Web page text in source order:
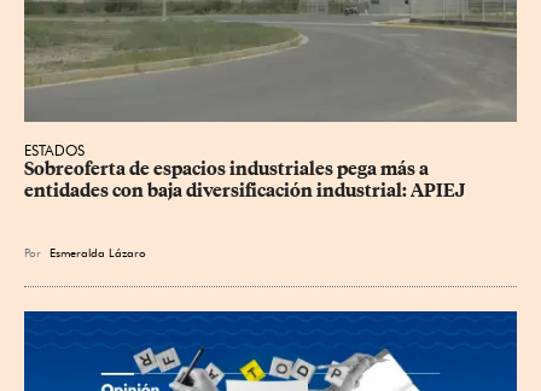
ESTADOS
Sobreoferta de espacios industriales pega más a
entidades con baja diversificación industrial: APIEJ
Por Esmeralda Lázaro